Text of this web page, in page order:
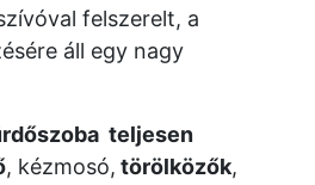
felszerelt, a
áll egy nagy
teljesen
, kézmosó, törölközők,